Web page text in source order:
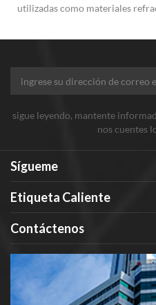
utilizadas como materiales
sigue leyendo, mantente
nos cuentes
Sígueme
Etiqueta Caliente
Contáctenos